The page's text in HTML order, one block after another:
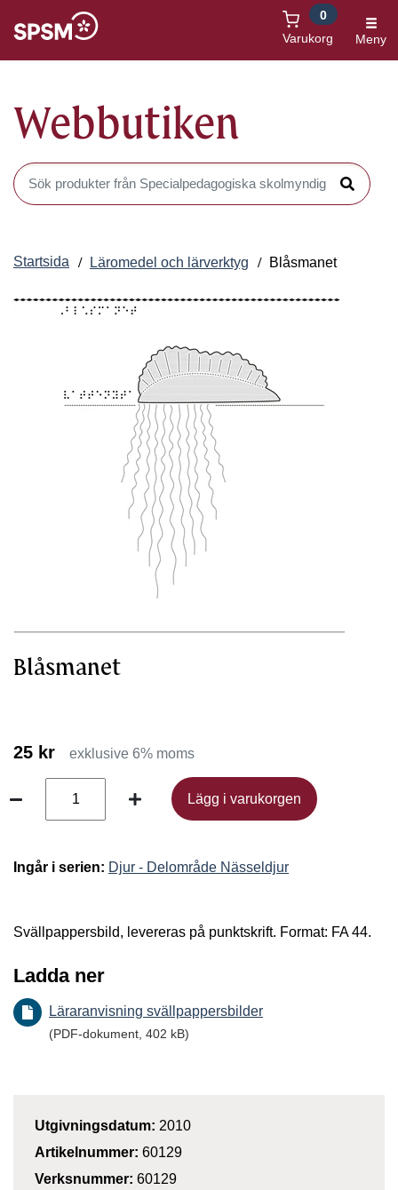
Varukorg
0
Meny
Webbutiken
Sök produkter i Webbutiken
Sök
Startsida Läromedel och lärverktyg Blåsmanet
Blåsmanet
25 kr exklusive 6% moms
Lägg i varukorgen
Lägg i varukorgen
Ingår i serien: Djur - Delområde Nässeldjur
Svällpappersbild, levereras på punktskrift. Format: FA 44.
Ladda ner
Läraranvisning svällpappersbilder
(PDF-dokument, 402 kB)
Utgivningsdatum: 2010
Artikelnummer: 60129
Verksnummer: 60129